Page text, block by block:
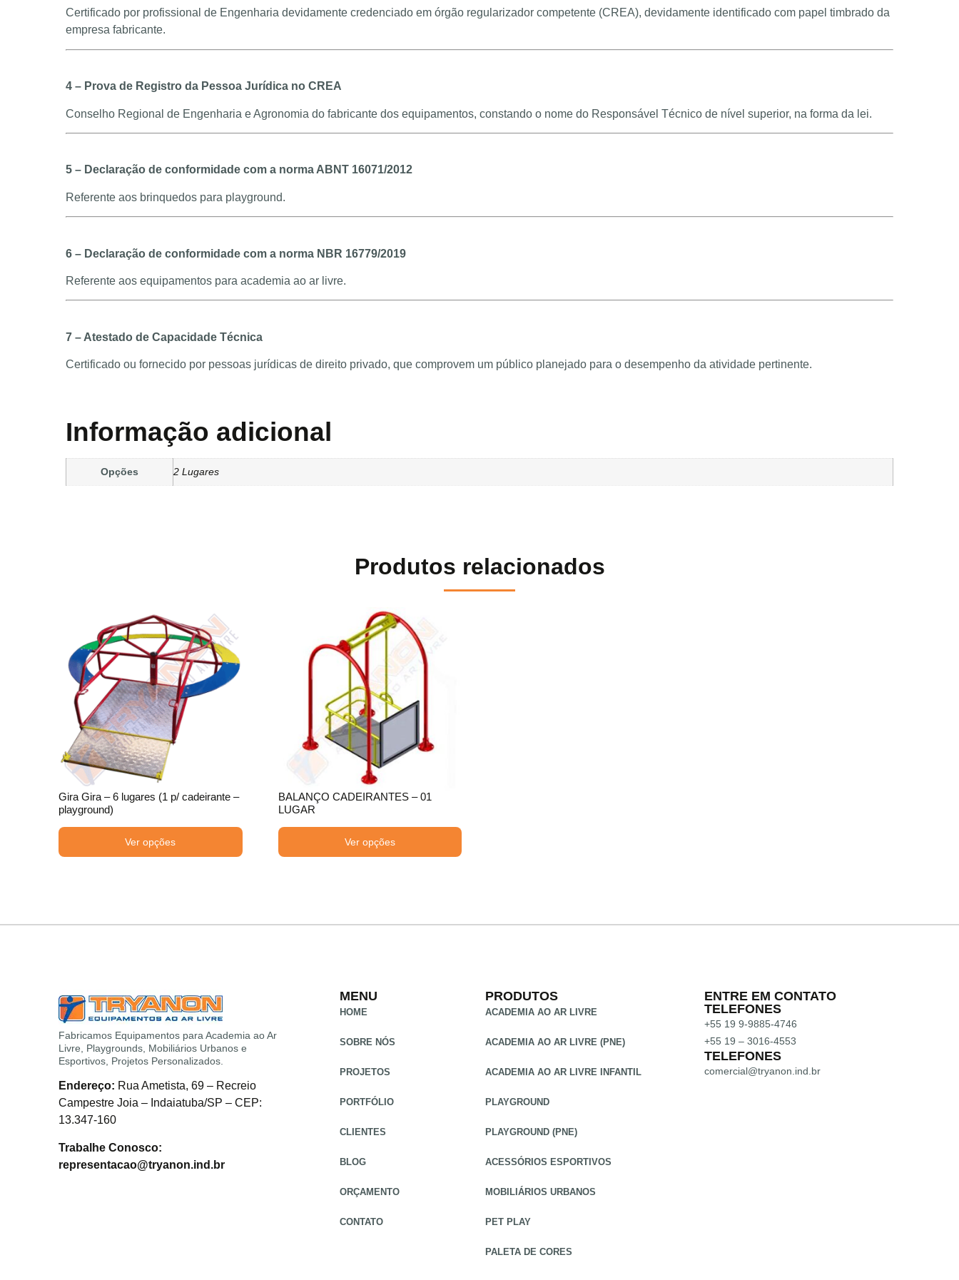
Certificado por profissional de Engenharia devidamente credenciado em órgão regularizador competente (CREA), devidamente identificado com papel timbrado da
empresa fabricante.
4 – Prova de Registro da Pessoa Jurídica no CREA
Conselho Regional de Engenharia e Agronomia do fabricante dos equipamentos, constando o nome do Responsável Técnico de nível superior, na forma da lei.
5 – Declaração de conformidade com a norma ABNT 16071/2012
Referente aos brinquedos para playground.
6 – Declaração de conformidade com a norma NBR 16779/2019
Referente aos equipamentos para academia ao ar livre.
7 – Atestado de Capacidade Técnica
Certificado ou fornecido por pessoas jurídicas de direito privado, que comprovem um público planejado para o desempenho da atividade pertinente.
Informação adicional
Opções 2 Lugares
Produtos relacionados
Gira Gira – 6 lugares (1 p/ cadeirante –
playground)
Ver opções
BALANÇO CADEIRANTES – 01
LUGAR
Ver opções
Fabricamos Equipamentos para Academia ao Ar
Livre, Playgrounds, Mobiliários Urbanos e
Esportivos, Projetos Personalizados.
Endereço: Rua Ametista, 69 – Recreio
Campestre Joia – Indaiatuba/SP – CEP:
13.347-160
Trabalhe Conosco:
representacao@tryanon.ind.br
MENU
HOME
SOBRE NÓS
PROJETOS
PORTFÓLIO
CLIENTES
BLOG
ORÇAMENTO
CONTATO
PRODUTOS
ACADEMIA AO AR LIVRE
ACADEMIA AO AR LIVRE (PNE)
ACADEMIA AO AR LIVRE INFANTIL
PLAYGROUND
PLAYGROUND (PNE)
ACESSÓRIOS ESPORTIVOS
MOBILIÁRIOS URBANOS
PET PLAY
PALETA DE CORES
ENTRE EM CONTATO
TELEFONES
+55 19 9-9885-4746
+55 19 – 3016-4553
TELEFONES
comercial@tryanon.ind.br